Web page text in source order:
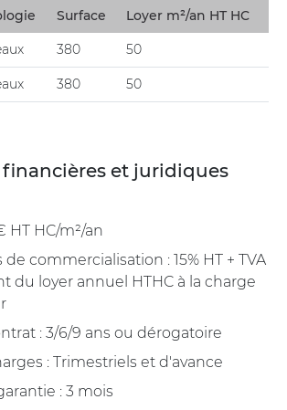
Surface Loyer m²/an HT HC
380 50
380 50
et juridiques
HT HC/m²/an
de commercialisation : 15% HT + TVA
du loyer annuel HTHC à la charge
: 3/6/9 ans ou dérogatoire
: Trimestriels et d'avance
: 3 mois